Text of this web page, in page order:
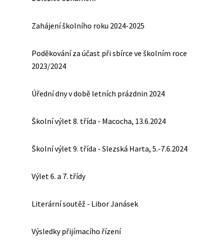
Zahájení školního roku 2024-2025
Poděkování za účast při sbírce ve školním roce
2023/2024
Úřední dny v době letních prázdnin 2024
Školní výlet 8. třída - Macocha, 13.6.2024
Školní výlet 9. třída - Slezská Harta, 5.-7.6.2024
Výlet 6. a 7. třídy
Literární soutěž - Libor Janásek
Výsledky přijímacího řízení